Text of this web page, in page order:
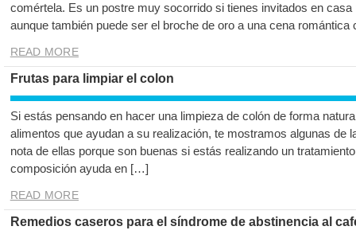
comértela. Es un postre muy socorrido si tienes invitados en
aunque también puede ser el broche de oro a una cena
READ MORE
Frutas para limpiar el colon
Si estás pensando en hacer una limpieza de colón de forma
alimentos que ayudan a su realización, te mostramos algunas de
nota de ellas porque son buenas si estás realizando un
composición ayuda en […]
READ MORE
Remedios caseros para el síndrome de abstinencia al